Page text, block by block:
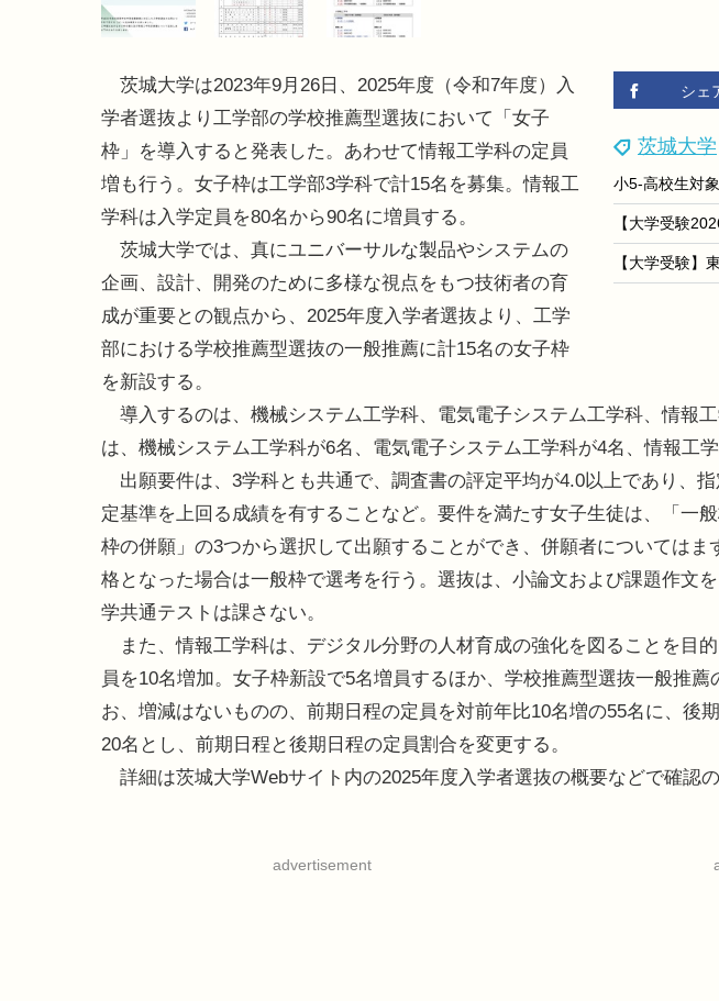
シェ
茨城大学
茨城大学は2023年9月26日、2025年度（令和7年度）入
学者選抜より工学部の学校推薦型選抜において「女子
枠」を導入すると発表した。あわせて情報工学科の定員
増も行う。女子枠は工学部3学科で計15名を募集。情報工
学科は入学定員を80名から90名に増員する。
茨城大学では、真にユニバーサルな製品やシステムの
企画、設計、開発のために多様な視点をもつ技術者の育
成が重要との観点から、2025年度入学者選抜より、工学
部における学校推薦型選抜の一般推薦に計15名の女子枠
を新設する。
導入するのは、機械システム工学科、電気電子システム工学科、情報
は、機械システム工学科が6名、電気電子システム工学科が4名、情報工学
出願要件は、3学科とも共通で、調査書の評定平均が4.0以上であり、
定基準を上回る成績を有することなど。要件を満たす女子生徒は、「一
枠の併願」の3つから選択して出願することができ、併願者についてはま
格となった場合は一般枠で選考を行う。選抜は、小論文および課題作文
学共通テストは課さない。
また、情報工学科は、デジタル分野の人材育成の強化を図ることを目
員を10名増加。女子枠新設で5名増員するほか、学校推薦型選抜一般推
お、増減はないものの、前期日程の定員を対前年比10名増の55名に、後
20名とし、前期日程と後期日程の定員割合を変更する。
詳細は茨城大学Webサイト内の2025年度入学者選抜の概要などで確認の
advertisement